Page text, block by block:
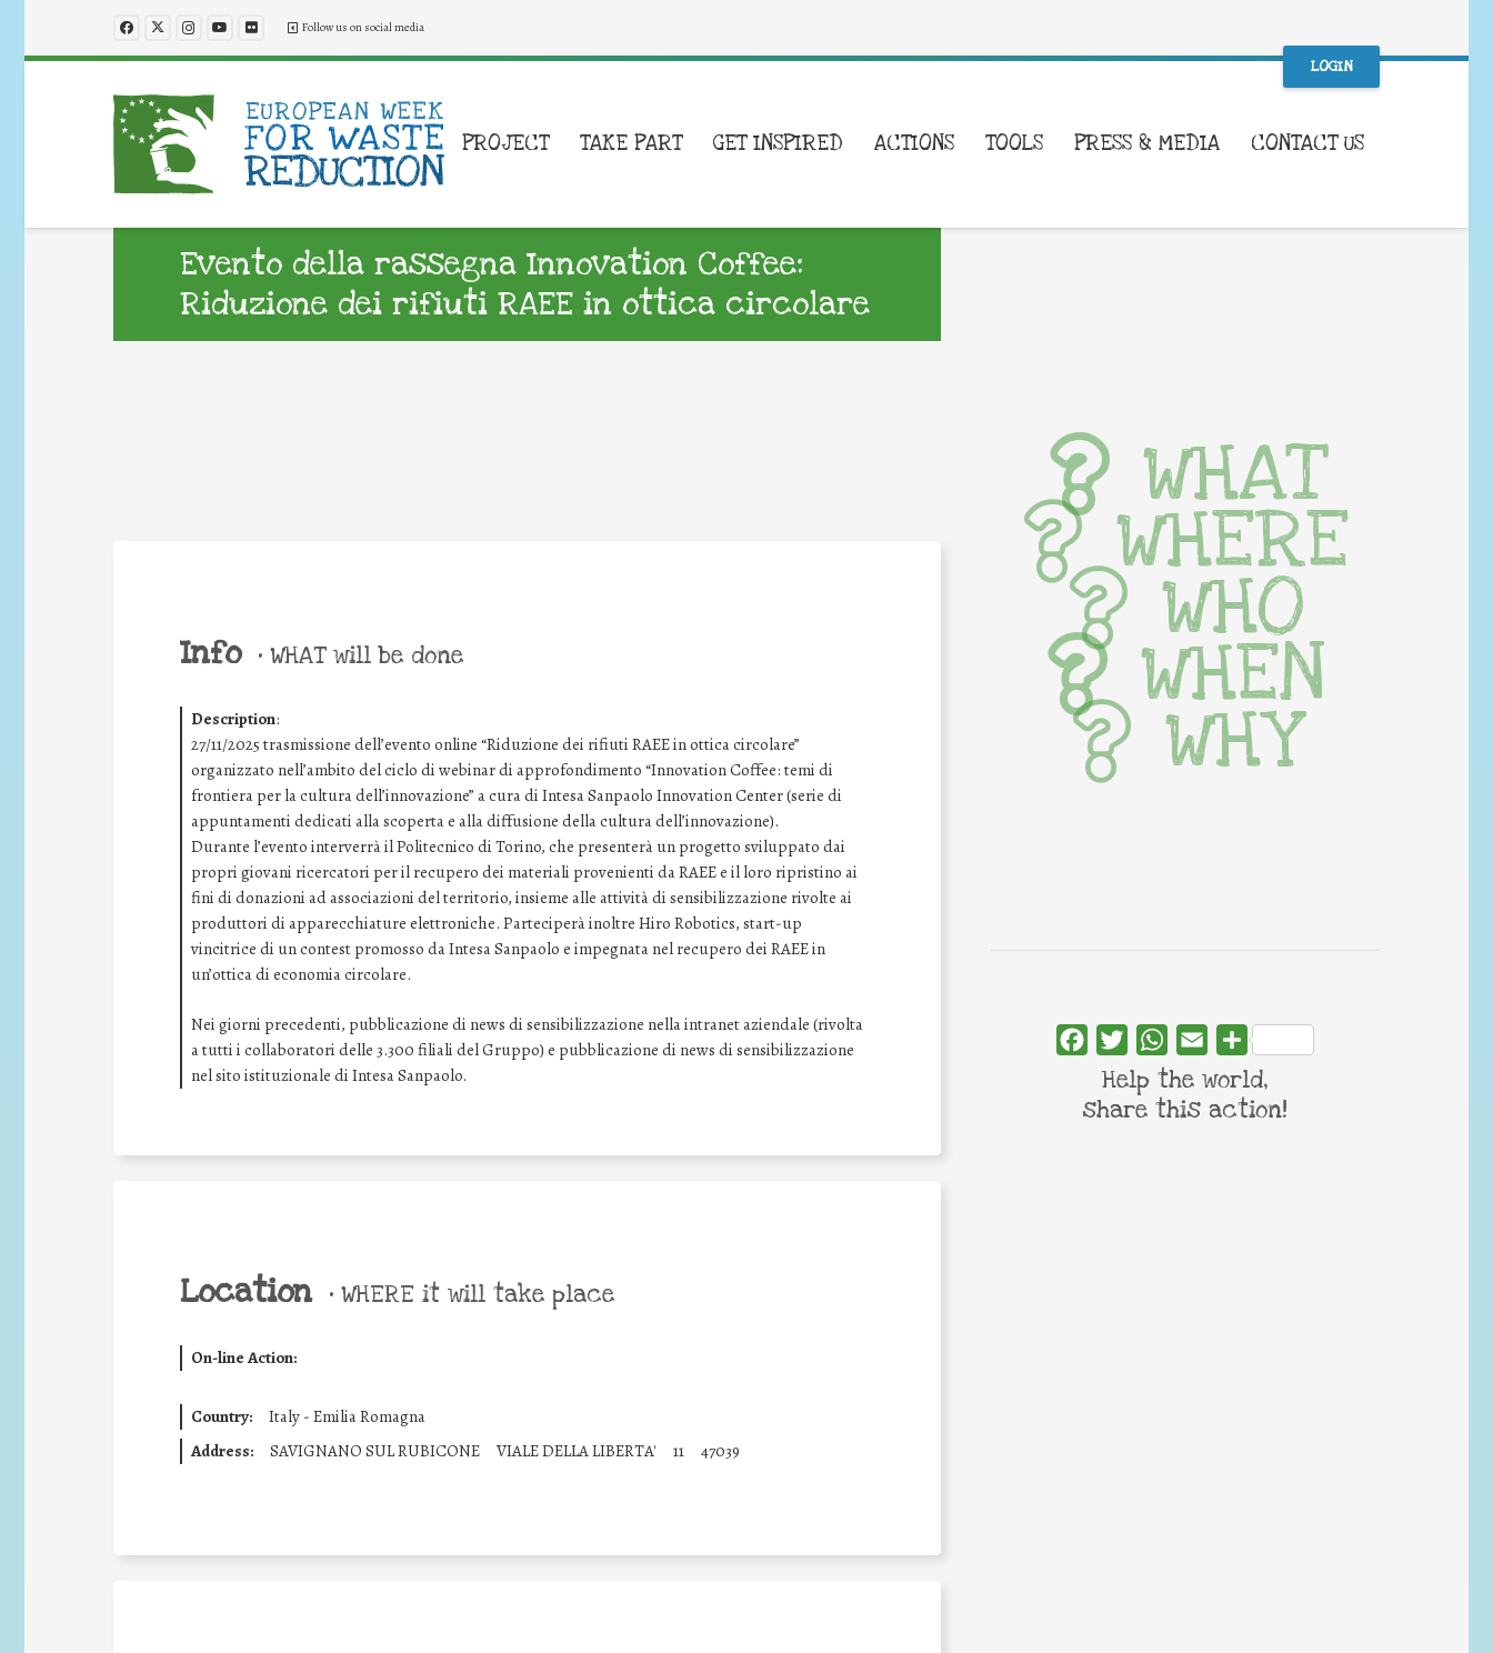
Follow us on social media
LOGIN
PROJECT TAKE PART GET INSPIRED ACTIONS TOOLS PRESS & MEDIA CONTACT US
Evento della rassegna Innovation Coffee:
Riduzione dei rifiuti RAEE in ottica circolare
Info • WHAT will be done
Description:
27/11/2025 trasmissione dell’evento online “Riduzione dei rifiuti RAEE in ottica circolare”
organizzato nell’ambito del ciclo di webinar di approfondimento “Innovation Coffee: temi di
frontiera per la cultura dell’innovazione” a cura di Intesa Sanpaolo Innovation Center (serie di
appuntamenti dedicati alla scoperta e alla diffusione della cultura dell’innovazione).
Durante l’evento interverrà il Politecnico di Torino, che presenterà un progetto sviluppato dai
propri giovani ricercatori per il recupero dei materiali provenienti da RAEE e il loro ripristino ai
fini di donazioni ad associazioni del territorio, insieme alle attività di sensibilizzazione rivolte ai
produttori di apparecchiature elettroniche. Parteciperà inoltre Hiro Robotics, start-up
vincitrice di un contest promosso da Intesa Sanpaolo e impegnata nel recupero dei RAEE in
un’ottica di economia circolare.
Nei giorni precedenti, pubblicazione di news di sensibilizzazione nella intranet aziendale (rivolta
a tutti i collaboratori delle 3.300 filiali del Gruppo) e pubblicazione di news di sensibilizzazione
nel sito istituzionale di Intesa Sanpaolo.
Location • WHERE it will take place
On-line Action:
Country:
Italy - Emilia Romagna
Address:
SAVIGNANO SUL RUBICONE VIALE DELLA LIBERTA' 11 47039
WHAT
WHERE
WHO
WHEN
WHY
FacebookTwitterWhatsApp
Email Share
Help the world,
share this action!